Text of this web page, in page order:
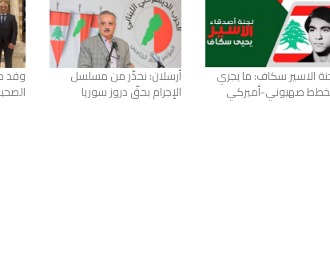
الاسير سكاف: ما يجري
صهيوني-أميركي
أرسلان: نحذّر من مسلسل
الإجرام بحقّ دروز سوريا
وفد